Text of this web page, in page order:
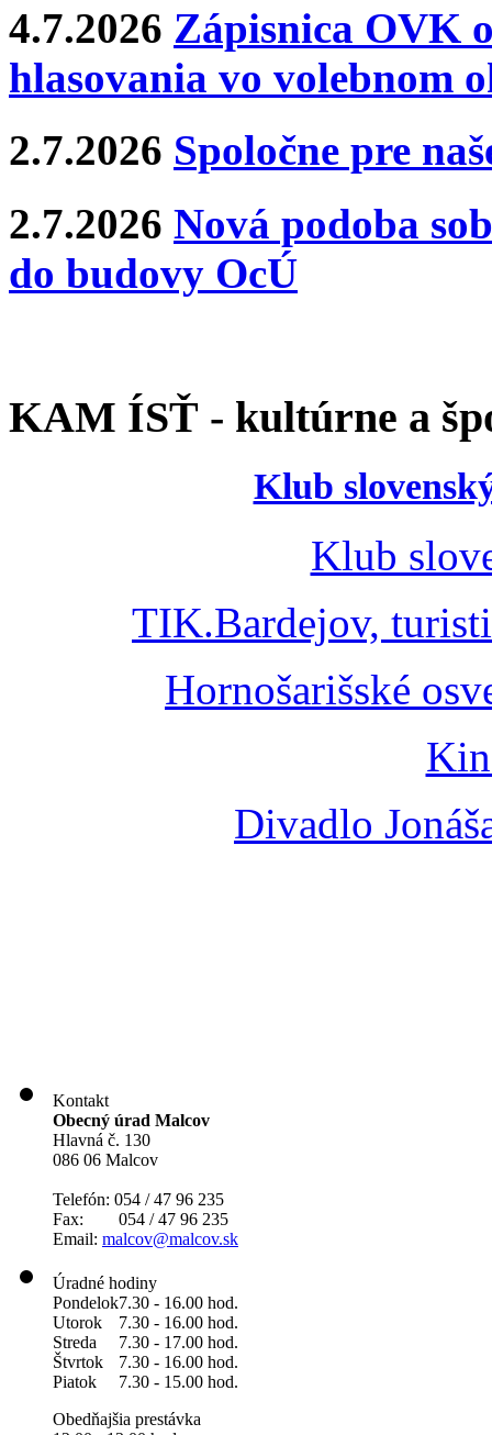
4.7.2026 Zápisnica OVK
hlasovania vo volebnom
2.7.2026 Spoločne pre
2.7.2026 Nová podoba
do budovy OcÚ
KAM ÍSŤ - kultúrne a
Klub
Klub
TIK.Bardejov,
Hornošarišské
Divadlo
Kontakt
Obecný úrad Malcov
Hlavná č. 130
086 06 Malcov
Telefón: 054 / 47 96 235
Fax: 054 / 47 96 235
Email: malcov@malcov.sk
Úradné hodiny
Pondelok7.30 - 16.00 hod.
Utorok
7.30 - 16.00 hod.
Streda
7.30 - 17.00 hod.
Štvrtok
7.30 - 16.00 hod.
Piatok
7.30 - 15.00 hod.
Obedňajšia prestávka